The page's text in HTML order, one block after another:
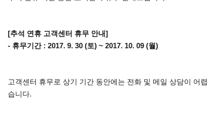
[추석 연휴 고객센터 휴무 안내]
- 휴무기간 : 2017. 9. 30 (토) ~ 2017. 10. 09 (월)
고객센터 휴무로 상기 기간 동안에는 전화 및 메일 상담이 어렵
습니다.